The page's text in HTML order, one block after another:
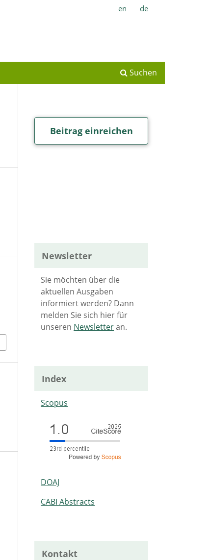
Suchen
en de
Beitrag einreichen
Newsletter
Sie möchten über die
aktuellen Ausgaben
informiert werden? Dann
melden Sie sich hier für
unseren Newsletteran.
Index
Scopus
DOAJ
CABI Abstracts
Kontakt